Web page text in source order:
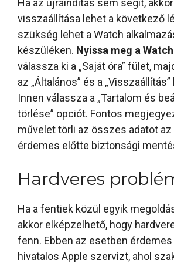
Ha az újraindítás sem segít,
visszaállítása lehet a következő
szükség lehet a Watch
készüléken. Nyissa meg a
válassza ki a „Saját óra” fület,
az „Általános” és a
Innen válassza a „Tartalom és
törlése” opciót. Fontos
művelet törli az összes adatot az
érdemes előtte biztonsági
Hardveres
Ha a fentiek közül egyik
akkor elképzelhető, hogy
fenn. Ebben az esetben
hivatalos Apple szervizt, ahol